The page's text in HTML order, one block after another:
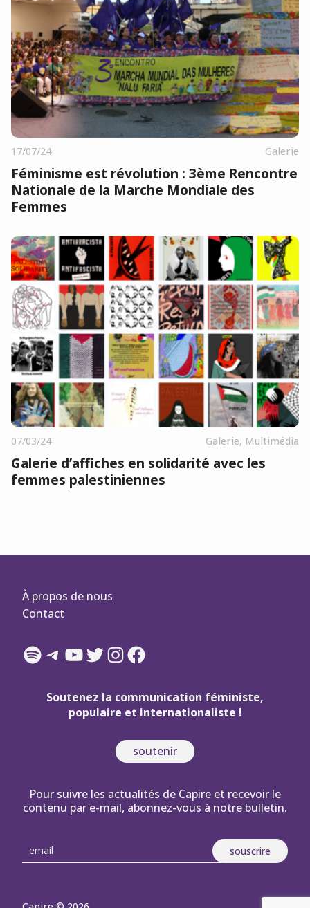
17/07/24 Galerie
Féminisme est révolution : 3ème Rencontre
Nationale de la Marche Mondiale des
Femmes
07/03/24 Galerie, Multimédia
Galerie d’affiches en solidarité avec les
femmes palestiniennes
À propos de nous
Contact
Spotify
Telegram
YouTube
Twitter
Instagram
Facebook
Soutenez la communication féministe,
populaire et internationaliste !
soutenir
Pour suivre les actualités de Capire et recevoir le
contenu par e-mail, abonnez-vous à notre bulletin.